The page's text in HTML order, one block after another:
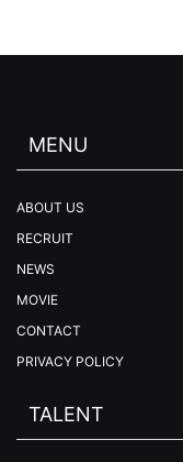
MENU
ABOUT US
RECRUIT
NEWS
MOVIE
CONTACT
PRIVACY POLICY
TALENT